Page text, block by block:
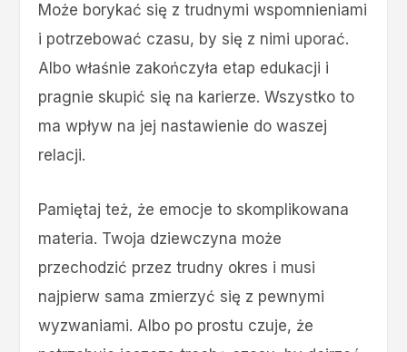
Może borykać się z trudnymi wspomnieniami
i potrzebować czasu, by się z nimi uporać.
Albo właśnie zakończyła etap edukacji i
pragnie skupić się na karierze. Wszystko to
ma wpływ na jej nastawienie do waszej
relacji.
Pamiętaj też, że emocje to skomplikowana
materia. Twoja dziewczyna może
przechodzić przez trudny okres i musi
najpierw sama zmierzyć się z pewnymi
wyzwaniami. Albo po prostu czuje, że